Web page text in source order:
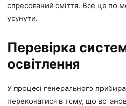
спресований сміття. Все це по
усунути.
Перевірка
освітлення
У процесі генерального
переконатися в тому, що